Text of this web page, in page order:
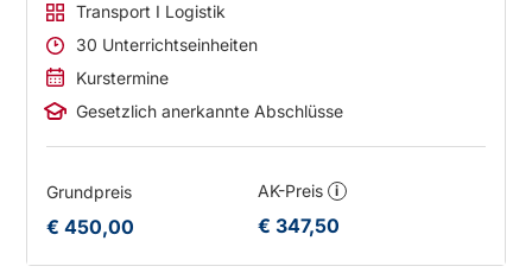
Transport I Logistik
30 Unterrichtseinheiten
Kurstermine
Gesetzlich anerkannte Abschlüsse
Grundpreis
€ 450,00
AK-Preis i
€ 347,50